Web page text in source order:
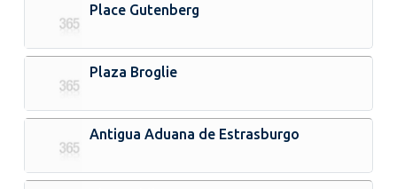
Place Gutenberg
Plaza Broglie
Antigua Aduana de Estrasburgo